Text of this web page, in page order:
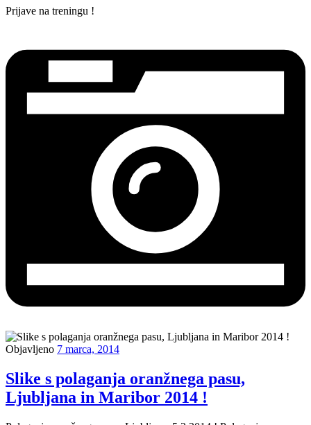
Prijave na treningu !
Objavljeno 7 marca, 2014
Slike s polaganja oranžnega pasu,
Ljubljana in Maribor 2014 !